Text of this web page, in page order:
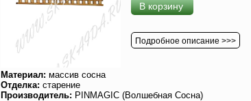
В корзину
Подробное описание >>>
Материал: массив сосна
Отделка: старение
Производитель: PINMAGIC (Волшебная Сосна)